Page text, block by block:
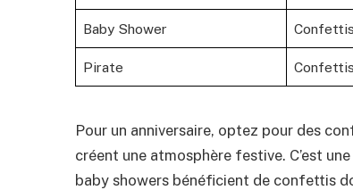
Baby Shower
Pirate
Pour un anniversaire, optez pour des
créent une atmosphère festive. C’est
baby showers bénéficient de confettis